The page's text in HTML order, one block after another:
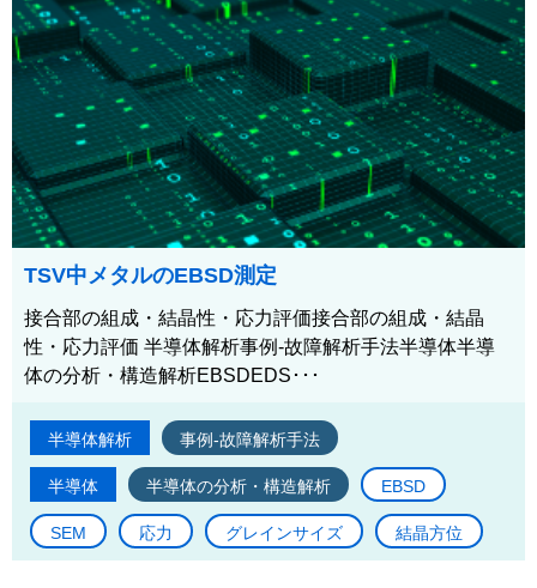
TSV中メタルのEBSD測定
接合部の組成・結晶性・応力評価接合部の組成・結晶
性・応力評価 半導体解析事例-故障解析手法半導体半導
体の分析・構造解析EBSDEDS･･･
半導体解析 事例-故障解析手法
半導体 半導体の分析・構造解析 EBSD
SEM 応力 グレインサイズ 結晶方位